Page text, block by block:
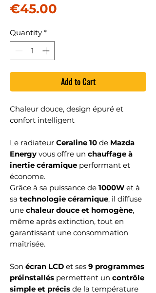
€45.00
Quantity *
Add to Cart
Chaleur douce, design épuré et
confort intelligent
Le radiateur Ceraline 10 de Mazda
Energy vous offre un chauffage à
inertie céramique performant et
économe.
Grâce à sa puissance de 1000W et à
sa technologie céramique, il diffuse
une chaleur douce et homogène,
même après extinction, tout en
garantissant une consommation
maîtrisée.
Son écran LCD et ses 9 programmes
préinstallés permettent un contrôle
simple et précis de la température